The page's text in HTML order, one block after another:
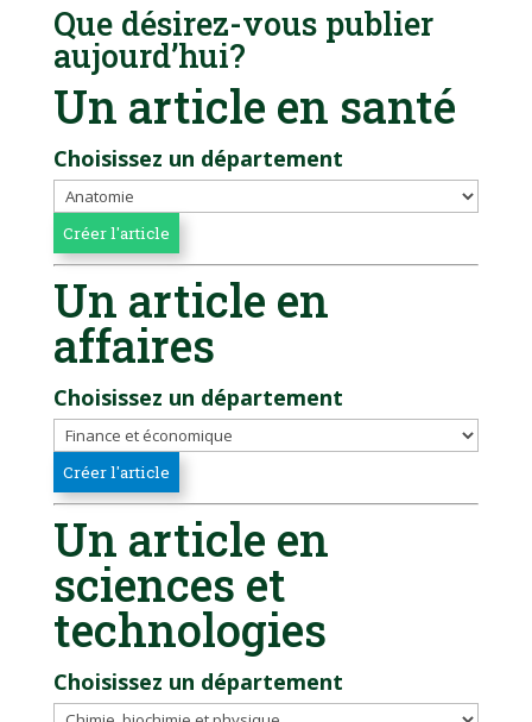
Que désirez-vous publier
aujourd’hui?
Un article en santé
Choisissez un département
Un article en
affaires
Choisissez un département
Un article en
sciences et
technologies
Choisissez un département